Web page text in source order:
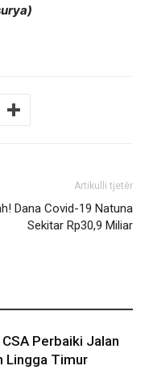
Artikulli tjetër
Dana Covid-19 Natuna
Sekitar Rp30,9 Miliar
Perbaiki Jalan
Lingga Timur